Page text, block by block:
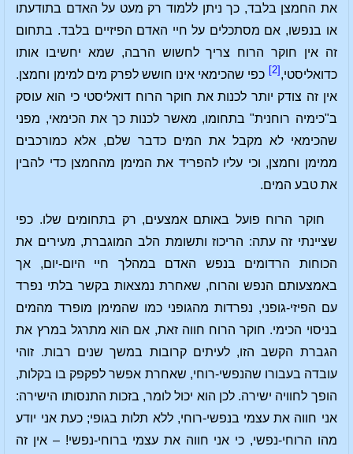
את החמצן בלבד, כך ניתן ללמוד רק מעט על האדם בתודעתו
או בנפשו, אם מסתכלים על חיי האדם הפיזיים בלבד. בתחום
זה אין חוקר הרוח צריך לחשוש הרבה, שמא יחשיבו אותו
כדואליסטי, [2]
כפי שהכימאי אינו חושש לפרק מים למימן וחמצן.
אין זה צודק יותר לכנות את חוקר הרוח דואליסטי כי הוא עוסק
ב"כימיה רוחנית" בתחומו, מאשר לכנות כך את הכימאי, מפני
שהכימאי לא מקבל את המים כדבר שלם, אלא כמורכבים
ממימן וחמצן, וכי עליו להפריד את המימן מהחמצן כדי להבין
את טבע המים.
חוקר הרוח פועל באותם אמצעים, רק בתחומים שלו. כפי
שציינתי זה עתה: הריכוז ותשומת הלב המוגברת, מעירים את
הכוחות הרדומים בנפש האדם במהלך חיי היום-יום, אך
באמצעותם הנפש והרוח, שאחרת נמצאות בקשר בלתי נפרד
עם הפיזי-גופני, נפרדות מהגופני כמו שהמימן מופרד מהמים
בניסוי הכימי. חוקר הרוח חווה זאת, אם הוא מתרגל במרץ את
הגברת הקשב הזו, לעיתים קרובות במשך שנים רבות. זוהי
עובדה בעבורו שהנפשי-רוחי, שאחרת אפשר לפקפק בו בקלות,
הופך לחוויה ישירה. לכן הוא יכול לומר, בזכות התנסותו הישירה:
אני חווה את עצמי בנפשי-רוחי, ללא תלות בגופי; כעת אני יודע
מהו הרוחי-נפשי, כי אני חווה את עצמי ברוחי-נפשי! – אין זה